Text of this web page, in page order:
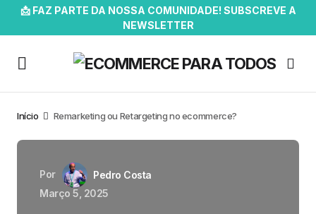
📩 FAZ PARTE DA NOSSA COMUNIDADE! SUBSCREVE A
NEWSLETTER
Início Remarketing ou Retargeting no ecommerce?
Por
Pedro Costa
Março 5, 2025